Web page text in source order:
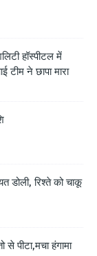
हॉस्पीटल में
ने छापा मारा
डोली, रिश्ते को चाकू
पीटा,मचा हंगामा